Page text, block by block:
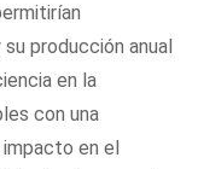
producción anual
en la
con una
en el